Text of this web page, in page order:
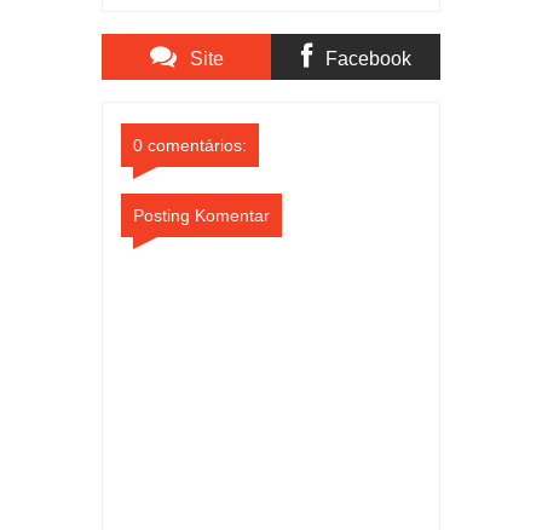
WUJUDKAN
LINGKUNGAN
BERSIH DAN
Site Facebook
0 comentários:
Posting Komentar